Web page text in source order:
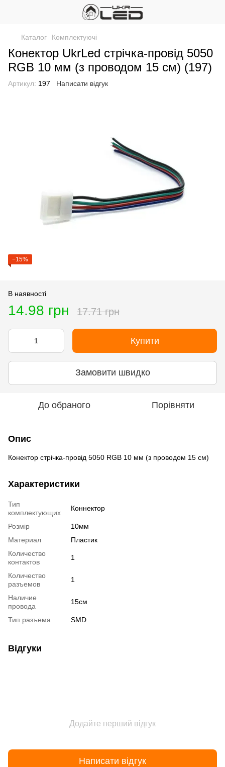
Каталог Комплектуючі
Конектор UkrLed стрічка-провід 5050
RGB 10 мм (з проводом 15 см) (197)
Артикул: 197 Написати відгук
−15%
В наявності
14.98 грн 17.71 грн
Купити
Замовити швидко
До обраного Порівняти
Опис
Конектор стрічка-провід 5050 RGB 10 мм (з проводом 15 см)
Характеристики
Тип
комплектующих
Коннектор
Розмір
10мм
Материал
Пластик
Количество
контактов
1
Количество
разъемов
1
Наличие
провода
15см
Тип разъема SMD
Відгуки
Додайте перший відгук
Написати відгук